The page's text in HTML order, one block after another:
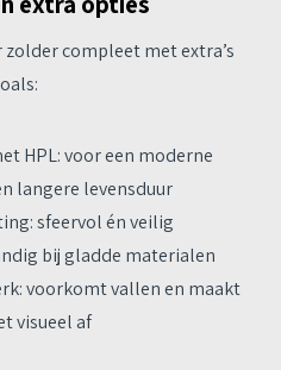
zolder compleet met extra’s
HPL: voor een moderne
langere levensduur
: sfeervol én veilig
bij gladde materialen
voorkomt vallen en maakt
visueel af